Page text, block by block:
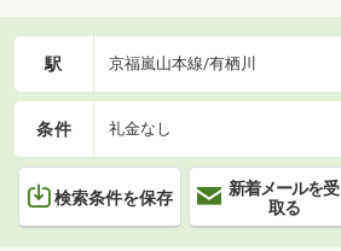
駅 京福嵐山本線/有栖川
条件 礼金なし
検索条件を保存
新着メールを受
取る